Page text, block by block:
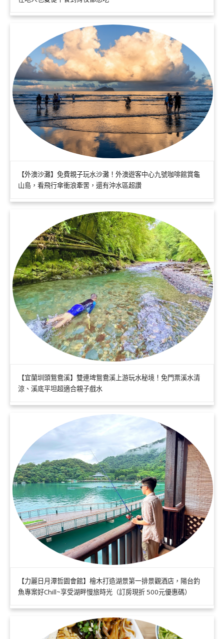
【外澳沙灘】免費親子玩水沙灘！外澳遊客中心九號咖啡館賞龜
山島，看飛行傘衝浪牽罟，還有沖水區超讚
【宜蘭圳頭鴛鴦溪】雙連埤鴛鴦溪上游玩水秘境！免門票溪水清
涼、溪底平坦超適合親子戲水
【力麗日月潭哲園會館】檜木打造湖景第一排景觀酒店，陽台釣
魚專案好Chill~享受湖畔慢旅時光（訂房現折 500元優惠碼）